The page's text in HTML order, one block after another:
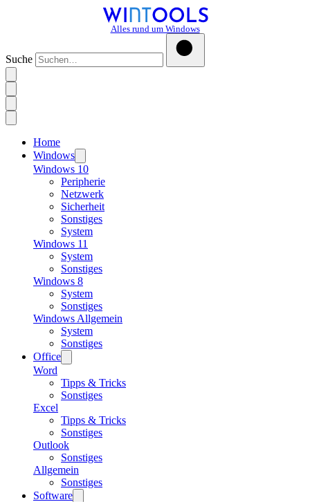
Alles rund um Windows
Suche
Home
Windows
Windows 10
Peripherie
Netzwerk
Sicherheit
Sonstiges
System
Windows 11
System
Sonstiges
Windows 8
System
Sonstiges
Windows Allgemein
System
Sonstiges
Office
Word
Tipps & Tricks
Sonstiges
Excel
Tipps & Tricks
Sonstiges
Outlook
Sonstiges
Allgemein
Sonstiges
Software